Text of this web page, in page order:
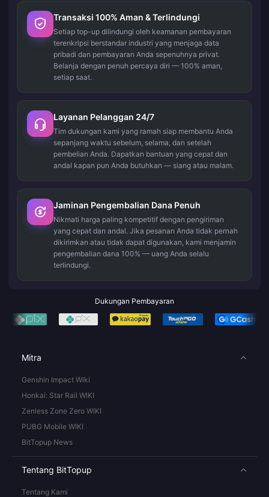
Transaksi 100% Aman & Terlindungi
Setiap top-up dilindungi oleh keamanan pembayaran
terenkripsi berstandar industri yang menjaga data
pribadi dan pembayaran Anda sepenuhnya privat.
Belanja dengan penuh percaya diri — 100% aman,
setiap saat.
Layanan Pelanggan 24/7
Tim dukungan kami yang ramah siap membantu Anda
sepanjang waktu sebelum, selama, dan setelah
pembelian Anda. Dapatkan bantuan yang cepat dan
andal kapan pun Anda butuhkan — siang atau malam.
Jaminan Pengembalian Dana Penuh
Nikmati harga paling kompetitif dengan pengiriman
yang cepat dan andal. Jika pesanan Anda tidak pernah
dikirimkan atau tidak dapat digunakan, kami menjamin
pengembalian dana 100% — uang Anda selalu
terlindungi.
Dukungan Pembayaran
Mitra
Genshin Impact Wiki
Honkai: Star Rail WIKI
Zenless Zone Zero WIKI
PUBG Mobile WIKI
BitTopup News
Tentang BitTopup
Tentang Kami